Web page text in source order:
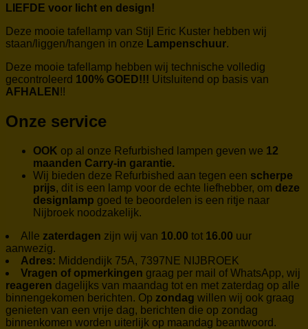
LIEFDE voor licht en design!
Deze mooie tafellamp van Stijl Eric Kuster hebben wij
staan/liggen/hangen in onze Lampenschuur.
Deze mooie tafellamp hebben wij technische volledig
gecontroleerd 100% GOED!!! Uitsluitend op basis van
AFHALEN !!
Onze service
OOK op al onze Refurbished lampen geven we 12
maanden Carry-in garantie.
Wij bieden deze Refurbished aan tegen een scherpe
prijs, dit is een lamp voor de echte liefhebber, om deze
designlamp goed te beoordelen is een ritje naar
Nijbroek noodzakelijk.
Alle zaterdagen zijn wij van 10.00 tot 16.00 uur
aanwezig.
Adres: Middendijk 75A, 7397NE NIJBROEK
Vragen of opmerkingen graag per mail of WhatsApp, wij
reageren dagelijks van maandag tot en met zaterdag op alle
binnengekomen berichten. Op zondag willen wij ook graag
genieten van een vrije dag, berichten die op zondag
binnenkomen worden uiterlijk op maandag beantwoord.